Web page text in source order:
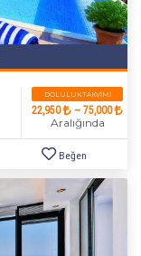
DOLULUK TAKVIMI
22,950 ~ 75,000
Aralığında